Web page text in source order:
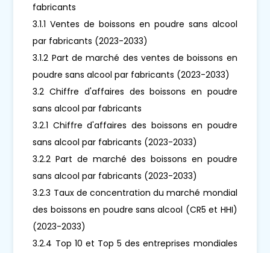
fabricants
3.1.1 Ventes de boissons en poudre sans alcool
par fabricants (2023-2033)
3.1.2 Part de marché des ventes de boissons en
poudre sans alcool par fabricants (2023-2033)
3.2 Chiffre d'affaires des boissons en poudre
sans alcool par fabricants
3.2.1 Chiffre d'affaires des boissons en poudre
sans alcool par fabricants (2023-2033)
3.2.2 Part de marché des boissons en poudre
sans alcool par fabricants (2023-2033)
3.2.3 Taux de concentration du marché mondial
des boissons en poudre sans alcool (CR5 et HHI)
(2023-2033)
3.2.4 Top 10 et Top 5 des entreprises mondiales